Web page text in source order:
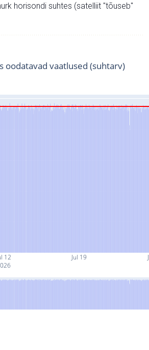
horisondi suhtes (satelliit "tõuseb"
12 Jul 19
oodatavad vaatlused (suhtarv)